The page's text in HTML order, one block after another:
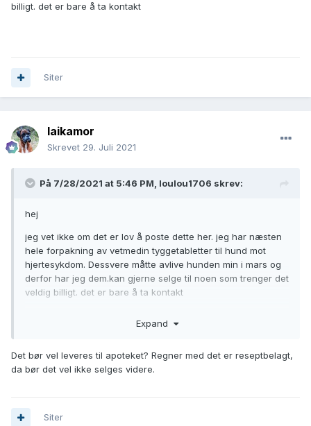
billigt. det er bare å ta kontakt
Siter
laikamor
Skrevet 29. Juli 2021
På 7/28/2021 at 5:46 PM, loulou1706 skrev:
hej
jeg vet ikke om det er lov å poste dette her. jeg har næsten
hele forpakning av vetmedin tyggetabletter til hund mot
hjertesykdom. Dessvere måtte avlive hunden min i mars og
derfor har jeg dem.kan gjerne selge til noen som trenger det
veldig billigt. det er bare å ta kontakt
Expand
Det bør vel leveres til apoteket? Regner med det er reseptbelagt,
da bør det vel ikke selges videre.
Siter